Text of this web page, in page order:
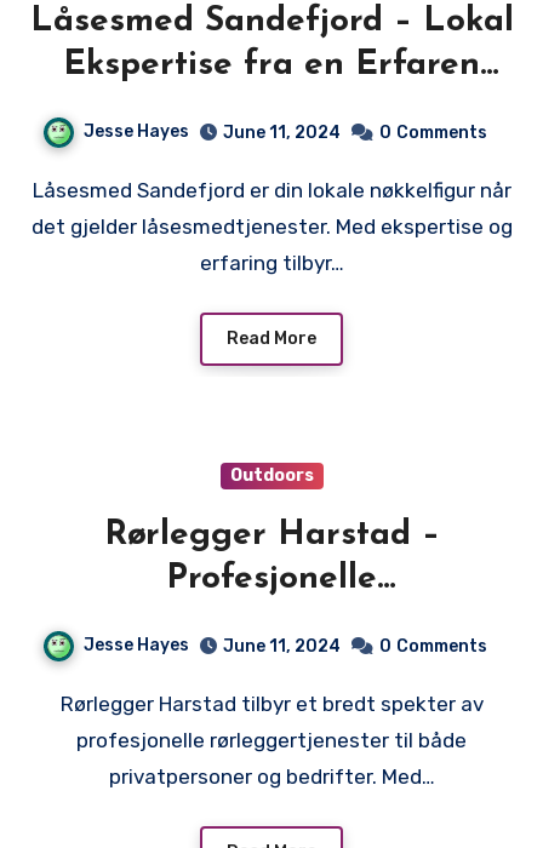
Låsesmed Sandefjord – Lokal
Ekspertise fra en Erfaren
Jesse Hayes June 11, 2024 0 Comments
Låsesmed Sandefjord er din lokale nøkkelfigur når
det gjelder låsesmedtjenester. Med ekspertise og
erfaring tilbyr…
Read More
Outdoors
Rørlegger Harstad –
Profesjonelle
Rørleggertjenester for Alle
Jesse Hayes June 11, 2024 0 Comments
Rørlegger Harstad tilbyr et bredt spekter av
profesjonelle rørleggertjenester til både
privatpersoner og bedrifter. Med…